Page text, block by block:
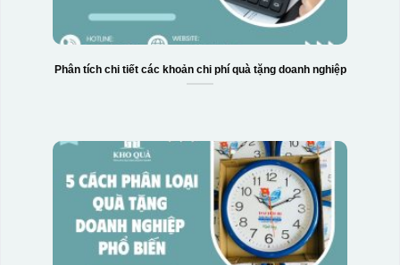
Phân tích chi tiết các khoản chi phí quà tặng doanh nghiệp